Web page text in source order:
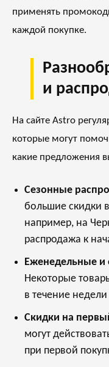
применять
каждой покупке.
и
На сайте Astro
которые могут
какие предложения
Сезонные
большие скидки
например, на
распродажа к
Еженедельные
Некоторые
в течение
Скидки на
могут
при первой